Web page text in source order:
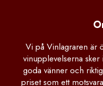
Vi på Vinlagraren är
vinupplevelserna
goda vänner och
priset som ett